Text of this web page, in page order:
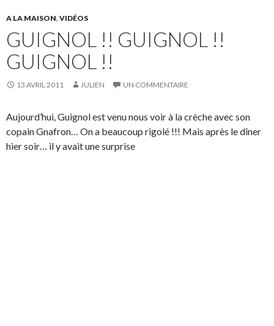
A LA MAISON, VIDÉOS
GUIGNOL !! GUIGNOL !!
GUIGNOL !!
13 AVRIL 2011 JULIEN UN COMMENTAIRE
Aujourd’hui, Guignol est venu nous voir à la crèche avec son
copain Gnafron… On a beaucoup rigolé !!! Mais après le dîner
hier soir… il y avait une surprise